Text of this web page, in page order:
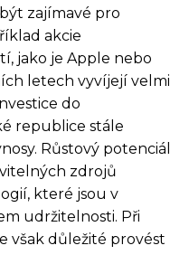
zajímavé pro
akcie
jako je Apple nebo
letech vyvíjejí velmi
do
republice stále
Růstový potenciál
zdrojů
které jsou v
udržitelnosti. Při
však důležité provést